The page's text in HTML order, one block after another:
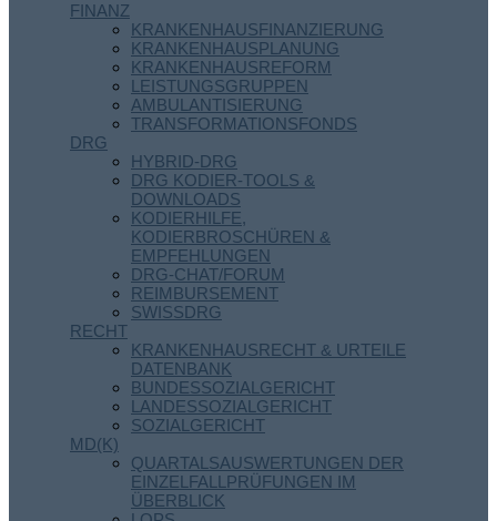
FINANZ
KRANKENHAUSFINANZIERUNG
KRANKENHAUSPLANUNG
KRANKENHAUSREFORM
LEISTUNGSGRUPPEN
AMBULANTISIERUNG
TRANSFORMATIONSFONDS
DRG
HYBRID-DRG
DRG KODIER-TOOLS &
DOWNLOADS
KODIERHILFE,
KODIERBROSCHÜREN &
EMPFEHLUNGEN
DRG-CHAT/FORUM
REIMBURSEMENT
SWISSDRG
RECHT
KRANKENHAUSRECHT & URTEILE
DATENBANK
BUNDESSOZIALGERICHT
LANDESSOZIALGERICHT
SOZIALGERICHT
MD(K)
QUARTALSAUSWERTUNGEN DER
EINZELFALLPRÜFUNGEN IM
ÜBERBLICK